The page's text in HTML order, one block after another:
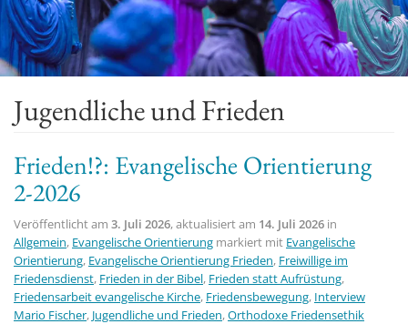
e
n
a
v
Jugendliche und Frieden
Frieden!?: Evangelische Orientierung
2-2026
Veröffentlicht am 3. Juli 2026, aktualisiert am 14. Juli 2026 in
Allgemein, Evangelische Orientierung markiert mit Evangelische
Orientierung, Evangelische Orientierung Frieden, Freiwillige im
Friedensdienst, Frieden in der Bibel, Frieden statt Aufrüstung,
Friedensarbeit evangelische Kirche, Friedensbewegung, Interview
Mario Fischer, Jugendliche und Frieden,Orthodoxe Friedensethik